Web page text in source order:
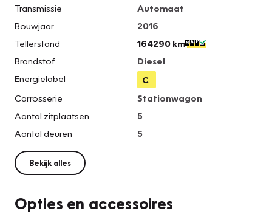
Transmissie
Automaat
Bouwjaar
2016
Tellerstand
164290 km
Brandstof
Diesel
Energielabel
C
Carrosserie
Stationwagon
Aantal zitplaatsen
5
Aantal deuren
5
Bekijk alles
Opties en accessoires